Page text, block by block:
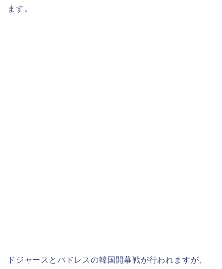
ます。
ドジャースとパドレスの韓国開幕戦が行われますが、